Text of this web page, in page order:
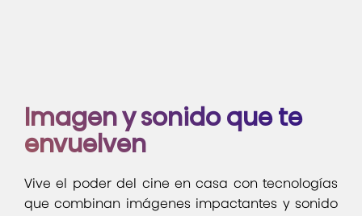
Imagen y sonido que te
envuelven
Vive el poder del cine en casa con tecnologías
que combinan imágenes impactantes y sonido